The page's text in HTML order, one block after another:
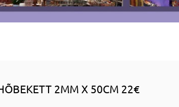
2MM X 50CM 22€